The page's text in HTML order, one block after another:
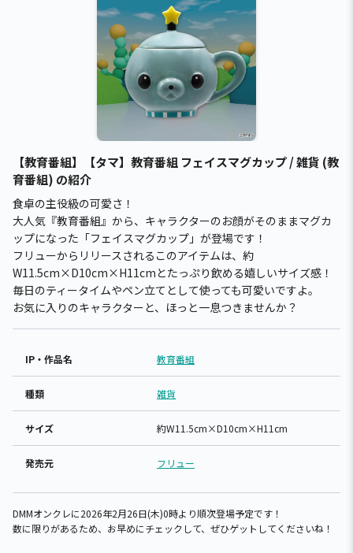
【教育番組】【タマ】教育番組 フェイスマグカップ / 雑貨 (教
育番組) の紹介
食卓の主役級の可愛さ！
大人気『教育番組』から、キャラクターのお顔がそのままマグカ
ップになった「フェイスマグカップ」が登場です！
フリューからリリースされるこのアイテムは、約
W11.5cm×D10cm×H11cmとたっぷり飲める嬉しいサイズ感！
毎日のティータイムやペン立てとして使っても可愛いですよ。
お気に入りのキャラクターと、ほっと一息つきませんか？
IP・作品名 教育番組
種類 雑貨
サイズ 約W11.5cm×D10cm×H11cm
発売元 フリュー
DMMオンクレに2026年2月26日(木)0時より順次登場予定です！
数に限りがあるため、お早めにチェックして、ぜひゲットしてくださいね！